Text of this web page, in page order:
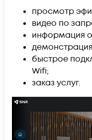
просмотр
видео по
информация
быстрое
Wifi;
заказ услуг.